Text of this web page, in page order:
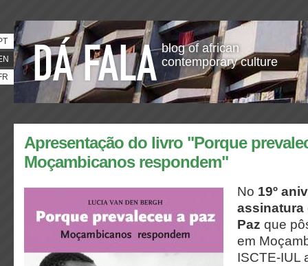
blog of african
contemporary culture
Apresentação do livro "Porque
Moçambicanos respondem"
No 19º
assinatura
Paz que
em
ISCTE-IUL